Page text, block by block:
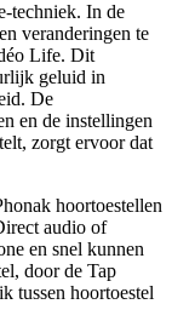
techniek. In de
veranderingen te
Life. Dit
geluid in
De
en de instellingen
zorgt ervoor dat
hoortoestellen
audio of
en snel kunnen
door de Tap
tussen hoortoestel